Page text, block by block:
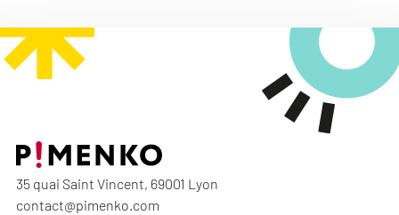
35 quai Saint Vincent, 69001 Lyon
contact@pimenko.com